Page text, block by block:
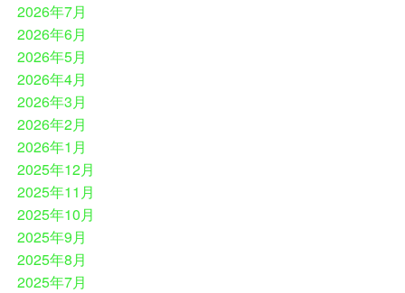
2026年7月
2026年6月
2026年5月
2026年4月
2026年3月
2026年2月
2026年1月
2025年12月
2025年11月
2025年10月
2025年9月
2025年8月
2025年7月